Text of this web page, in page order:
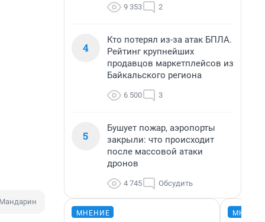
Мандарин
9 353 2
4
Кто потерял из-за атак БПЛА.
Рейтинг крупнейших
продавцов маркетплейсов из
Байкальского региона
6 500 3
5
Бушует пожар, аэропорты
закрыли: что происходит
после массовой атаки
дронов
4 745 Обсудить
МНЕНИЕ